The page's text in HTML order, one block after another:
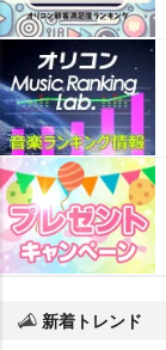
新着トレンド